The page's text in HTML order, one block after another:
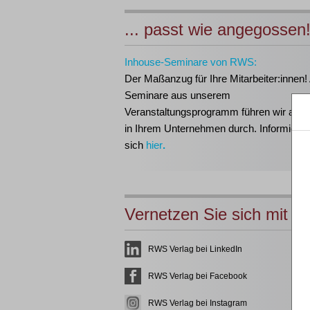
... passt wie angegossen!
Inhouse-Seminare von RWS:
Der Maßanzug für Ihre Mitarbeiter:innen!
Seminare aus unserem
Veranstaltungsprogramm führen wir
in Ihrem Unternehmen durch.
sich hier.
Vernetzen Sie sich mit
RWS Verlag bei LinkedIn
RWS Verlag bei Facebook
RWS Verlag bei Instagram